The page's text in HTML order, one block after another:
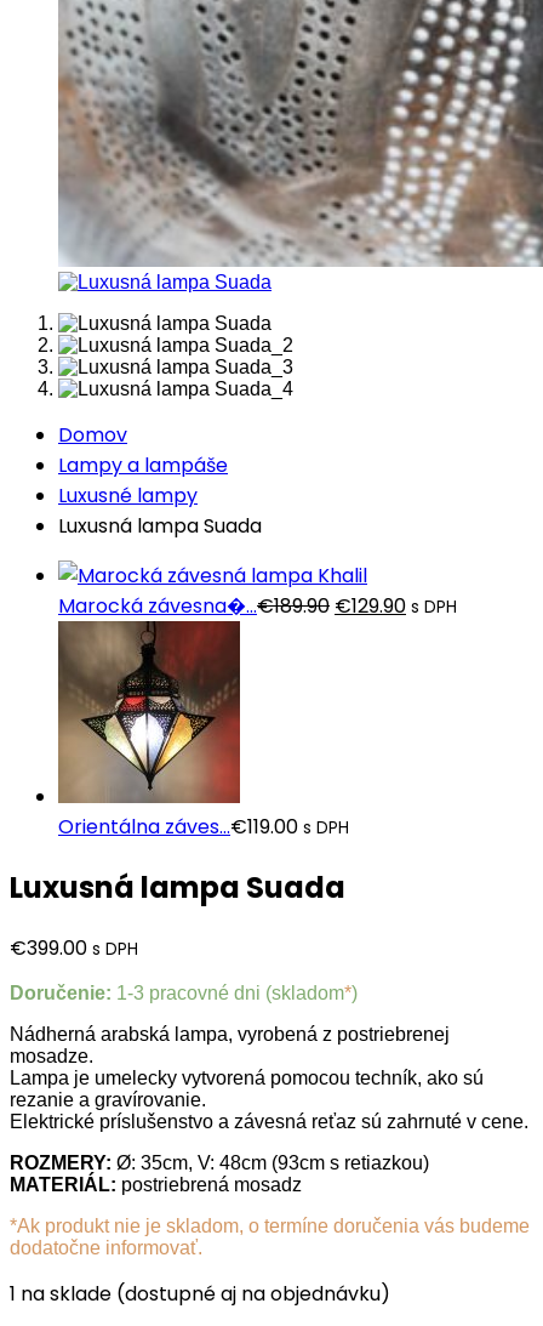
Domov
Lampy a lampáše
Luxusné lampy
Luxusná lampa Suada
Marocká závesna�...€189.90 Pôvodná
€129.90Aktuálna
s DPH
Orientálna záves...€119.00 s DPH
Luxusná lampa Suada
€399.00 s DPH
Doručenie: 1-3 pracovné dni (skladom*)
Nádherná arabská lampa, vyrobená z postriebrenej
mosadze.
Lampa je umelecky vytvorená pomocou techník, ako sú
rezanie a gravírovanie.
Elektrické príslušenstvo a závesná reťaz sú zahrnuté v cene.
ROZMERY: Ø: 35cm, V: 48cm (93cm s retiazkou)
MATERIÁL: postriebrená mosadz
*Ak produkt nie je skladom, o termíne doručenia vás budeme
dodatočne informovať.
1 na sklade (dostupné aj na objednávku)